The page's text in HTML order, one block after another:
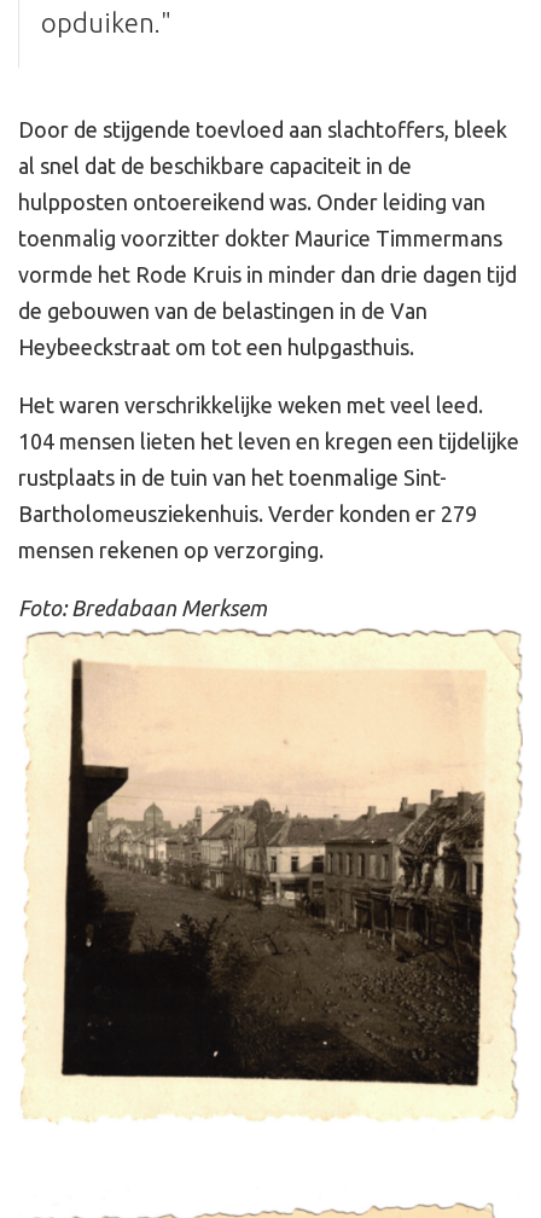
opduiken."
Door de stijgende toevloed aan slachtoffers, bleek
al snel dat de beschikbare capaciteit in de
hulpposten ontoereikend was. Onder leiding van
toenmalig voorzitter dokter Maurice Timmermans
vormde het Rode Kruis in minder dan drie dagen tijd
de gebouwen van de belastingen in de Van
Heybeeckstraat om tot een hulpgasthuis.
Het waren verschrikkelijke weken met veel leed.
104 mensen lieten het leven en kregen een tijdelijke
rustplaats in de tuin van het toenmalige Sint-
Bartholomeusziekenhuis. Verder konden er 279
mensen rekenen op verzorging.
Foto: Bredabaan Merksem